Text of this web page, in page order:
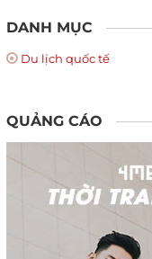
DANH MỤC
Du lịch quốc tế
QUẢNG CÁO